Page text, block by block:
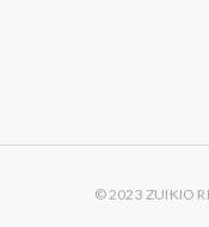
© 2023 ZUIKIO